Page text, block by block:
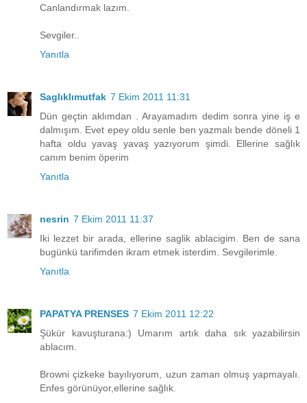
Canlandırmak lazım.
Sevgiler..
Yanıtla
Saglıklımutfak 7 Ekim 2011 11:31
Dün geçtin aklımdan . Arayamadım dedim sonra yine iş e
dalmışım. Evet epey oldu senle ben yazmalı bende döneli 1
hafta oldu yavaş yavaş yazıyorum şimdi. Ellerine sağlık
canım benim öperim
Yanıtla
nesrin 7 Ekim 2011 11:37
Iki lezzet bir arada, ellerine saglik ablacigim. Ben de sana
bugünkü tarifimden ikram etmek isterdim. Sevgilerimle.
Yanıtla
PAPATYA PRENSES 7 Ekim 2011 12:22
Şükür kavuşturana:) Umarım artık daha sık yazabilirsin
ablacım.
Browni çizkeke bayılıyorum, uzun zaman olmuş yapmayalı.
Enfes görünüyor,ellerine sağlık.